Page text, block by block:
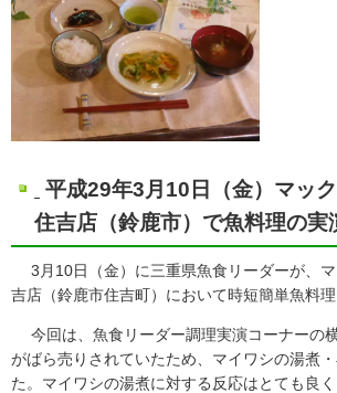
平成29年3月10日（金）マッ
住吉店（鈴鹿市）で魚料理の実
3月10日（金）に三重県魚食リーダーが、
吉店（鈴鹿市住吉町）において時短簡単魚料理
今回は、魚食リーダー調理実演コーナーの
がばら売りされていたため、マイワシの湯煮
た。マイワシの湯煮に対する反応はとても良